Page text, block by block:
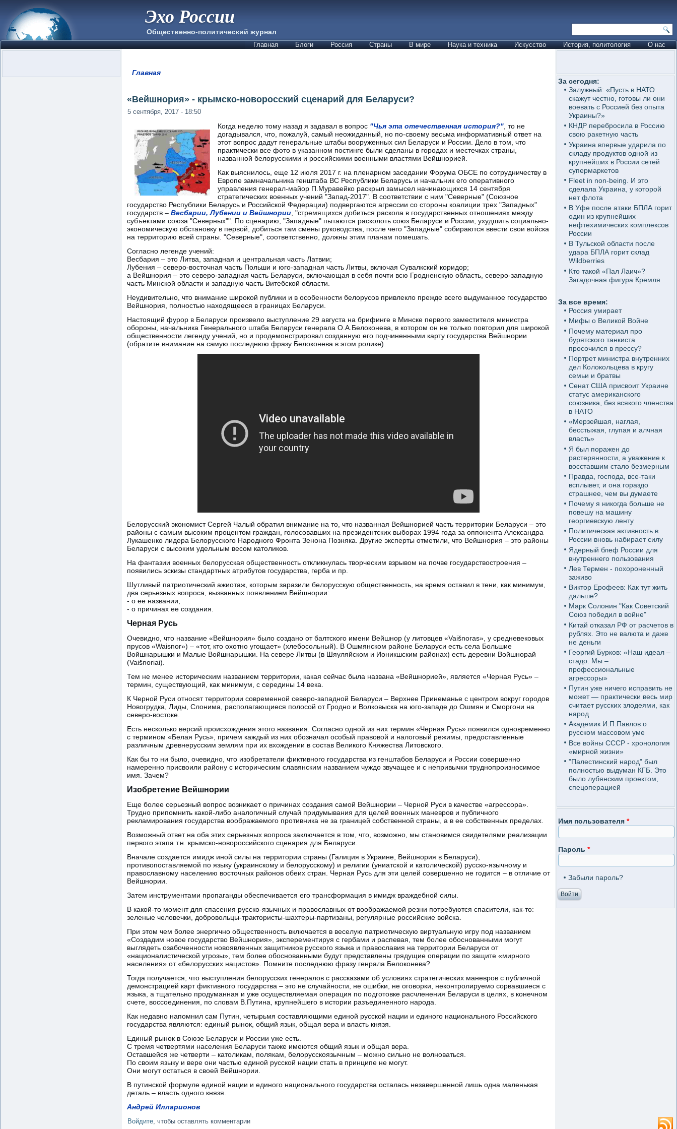
Эхо России
Общественно-политический журнал
Главная Блоги Россия Страны В мире Наука и техника Искусство История, политология О нас
Главная
«Вейшнория» - крымско-новоросский сценарий для Беларуси?
5 сентября, 2017 - 18:50
Когда неделю тому назад я задавал в вопрос "Чья эта отечественная история?" , то не
догадывался, что, пожалуй, самый неожиданный, но по-своему весьма информативный ответ на
этот вопрос дадут генеральные штабы вооруженных сил Беларуси и России. Дело в том, что
практически все фото в указанном постинге были сделаны в городах и местечках страны,
названной белорусскими и российскими военными властями Вейшнорией.
Как выяснилось, еще 12 июля 2017 г. на пленарном заседании Форума ОБСЕ по сотрудничеству в
Европе замначальника генштаба ВС Республики Беларусь и начальник его оперативного
управления генерал-майор П.Муравейко раскрыл замысел начинающихся 14 сентября
стратегических военных учений "Запад-2017". В соответствии с ним "Северные" (Союзное
государство Республики Беларусь и Российской Федерации) подвергаются агрессии со стороны коалиции трех "Западных"
государств – Весбарии, Лубении и Вейшнории , "стремящихся добиться раскола в государственных отношениях между
субъектами союза "Северных"". По сценарию, "Западные" пытаются расколоть союз Беларуси и России, ухудшить социально-
экономическую обстановку в первой, добиться там смены руководства, после чего "Западные" собираются ввести свои войска
на территорию всей страны. "Северные", соответственно, должны этим планам помешать.
Согласно легенде учений:
Весбария – это Литва, западная и центральная часть Латвии;
Лубения – северо-восточная часть Польши и юго-западная часть Литвы, включая Сувалкский коридор;
а Вейшнория – это северо-западная часть Беларуси, включающая в себя почти всю Гродненскую область, северо-западную
часть Минской области и западную часть Витебской области.
Неудивительно, что внимание широкой публики и в особенности белорусов привлекло прежде всего выдуманное государство
Вейшнория, полностью находящееся в границах Беларуси.
Настоящий фурор в Беларуси произвело выступление 29 августа на брифинге в Минске первого заместителя министра
обороны, начальника Генерального штаба Беларуси генерала О.А.Белоконева, в котором он не только повторил для широкой
общественности легенду учений, но и продемонстрировал созданную его подчиненными карту государства Вейшнории
(обратите внимание на самую последнюю фразу Белоконева в этом ролике).
Белорусский экономист Сергей Чалый обратил внимание на то, что названная Вейшнорией часть территории Беларуси – это
районы с самым высоким процентом граждан, голосовавших на президентских выборах 1994 года за оппонента Александра
Лукашенко лидера Белорусского Народного Фронта Зенона Позняка. Другие эксперты отметили, что Вейшнория – это районы
Беларуси с высоким удельным весом католиков.
На фантазии военных белорусская общественность откликнулась творческим взрывом на почве государствостроения –
появились эскизы стандартных атрибутов государства, герба и пр.
Шутливый патриотический ажиотаж, которым заразили белорусскую общественность, на время оставил в тени, как минимум,
два серьезных вопроса, вызванных появлением Вейшнории:
- о ее названии,
- о причинах ее создания.
Черная Русь
Очевидно, что название «Вейшнория» было создано от балтского имени Вейшнор (у литовцев «Vaišnoras», у средневековых
прусов «Waisnor») – «тот, кто охотно угощает» (хлебосольный). В Ошмянском районе Беларуси есть села Большие
Войшнарышки и Малые Войшнарышки. На севере Литвы (в Шяуляйском и Ионикшским районах) есть деревни Войшнорай
(Vaišnoriai).
Тем не менее историческим названием территории, какая сейчас была названа «Вейшнорией», является «Черная Русь» –
термин, существующий, как минимум, с середины 14 века.
К Черной Руси относят территории современной северо-западной Беларуси – Верхнее Принеманье с центром вокруг городов
Новогрудка, Лиды, Слонима, располагающиеся полосой от Гродно и Волковыска на юго-западе до Ошмян и Сморгони на
северо-востоке.
Есть несколько версий происхождения этого названия. Согласно одной из них термин «Черная Русь» появился одновременно
с термином «Белая Русь», причем каждый из них обозначал особый правовой и налоговый режимы, предоставленные
различным древнерусским землям при их вхождении в состав Великого Княжества Литовского.
Как бы то ни было, очевидно, что изобретатели фиктивного государства из генштабов Беларуси и России совершенно
намеренно присвоили району с историческим славянским названием чуждо звучащее и с непривычки труднопроизносимое
имя. Зачем?
Изобретение Вейшнории
Еще более серьезный вопрос возникает о причинах создания самой Вейшнории – Черной Руси в качестве «агрессора».
Трудно припомнить какой-либо аналогичный случай придумывания для целей военных маневров и публичного
рекламирования государства воображаемого противника не за границей собственной страны, а в ее собственных пределах.
Возможный ответ на оба этих серьезных вопроса заключается в том, что, возможно, мы становимся свидетелями реализации
первого этапа т.н. крымско-новороссийского сценария для Беларуси.
Вначале создается имидж иной силы на территории страны (Галиция в Украине, Вейшнория в Беларуси),
противопоставляемой по языку (украинскому и белорусскому) и религии (униатской и католической) русско-язычному и
православному населению восточных районов обеих стран. Черная Русь для эти целей совершенно не годится – в отличие от
Вейшнории.
Затем инструментами пропаганды обеспечивается его трансформация в имидж враждебной силы.
В какой-то момент для спасения русско-язычных и православных от воображаемой резни потребуются спасители, как-то:
зеленые человечки, добровольцы-трактористы-шахтеры-партизан​ы, регулярные российские войска.
При этом чем более энергично общественность включается в веселую патриотическую виртуальную игру под названием
«Создадим новое государство Вейшнория», эксперементируя с гербами и распевая, тем более обоснованными могут
выглядеть озабоченности новоявленных защитников русского языка и православия на территории Беларуси от
«националистической угрозы», тем более обоснованными будут представлены грядущие операции по защите «мирного
населения» от «белорусских нацистов». Помните последнюю фразу генрала Белоконева?
Тогда получается, что выступления белорусских генералов с рассказами об условиях стратегических маневров с публичной
демонстрацией карт фиктивного государства – это не случайности, не ошибки, не оговорки, неконтролируемо сорвавшиеся с
языка, а тщательно продуманная и уже осуществляемая операция по подготовке расчленения Беларуси в целях, в конечном
счете, воссоединения, по словам В.Путина, крупнейшего в истории разъединенного народа.
Как недавно напомнил сам Путин, четырьмя составляющими единой русской нации и единого национального Российского
государства являются: единый рынок, общий язык, общая вера и власть князя.
Единый рынок в Союзе Беларуси и России уже есть.
С тремя четвертями населения Беларуси также имеются общий язык и общая вера.
Оставшейся же четверти – католикам, полякам, белорусскоязычным – можно сильно не волноваться.
По своим языку и вере они частью единой русской нации стать в принципе не могут.
Они могут остаться в своей Вейшнории.
В путинской формуле единой нации и единого национального государства осталась незавершенной лишь одна маленькая
деталь – власть одного князя.
Андрей Илларионов
Войдите , чтобы оставлять комментарии
За сегодня:
Залужный: «Пусть в НАТО
скажут честно, готовы ли они
воевать с Россией без опыта
Украины?»
КНДР перебросила в Россию
свою ракетную часть
Украина впервые ударила по
складу продуктов одной из
крупнейших в России сетей
супермаркетов
Fleet in non-being. И это
сделала Украина, у которой
нет флота
В Уфе после атаки БПЛА горит
один из крупнейших
нефтехимических комплексов
России
В Тульской области после
удара БПЛА горит склад
Wildberries
Кто такой «Пал Лаич»?
Загадочная фигура Кремля
За все время:
Россия умирает
Мифы о Великой Войне
Почему материал про
бурятского танкиста
просочился в прессу?
Портрет министра внутренних
дел Колокольцева в кругу
семьи и братвы
Сенат США присвоит Украине
статус американского
союзника, без всякого членства
в НАТО
«Мерзейшая, наглая,
бесстыжая, глупая и алчная
власть»
Я был поражен до
растерянности, а уважение к
восставшим стало безмерным
Правда, господа, все-таки
всплывет, и она гораздо
страшнее, чем вы думаете
Почему я никогда больше не
повешу на машину
георгиевскую ленту
Политическая активность в
России вновь набирает силу
Ядерный блеф России для
внутреннего пользования
Лев Термен - похороненный
заживо
Виктор Ерофеев: Как тут жить
дальше?
Марк Солонин "Как Советский
Союз победил в войне"
Китай отказал РФ от расчетов в
рублях. Это не валюта и даже
не деньги
Георгий Бурков: «Наш идеал –
стадо. Мы –
профессиональные
агрессоры»
Путин уже ничего исправить не
может — практически весь мир
считает русских злодеями, как
народ
Академик И.П.Павлов о
русском массовом уме
Все войны СССР - хронология
«мирной жизни»
"Палестинский народ" был
полностью выдуман КГБ. Это
было лубянским проектом,
спецоперацией
Имя пользователя *
Пароль *
Забыли пароль?